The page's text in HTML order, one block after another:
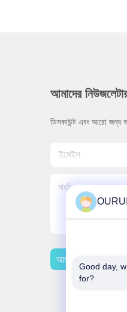
আমাদের
ডিসকাউন্ট এবং আরো জন্য
আমাদের সাথে
Good day,
for?